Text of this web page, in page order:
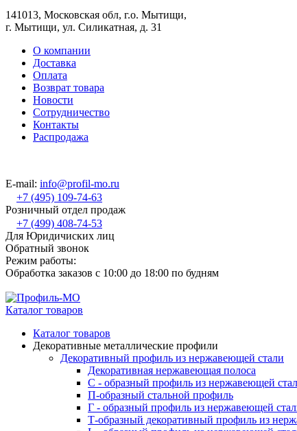
141013, Московская обл, г.о. Мытищи,
г. Мытищи, ул. Силикатная, д. 31
О компании
Доставка
Оплата
Возврат товара
Новости
Сотрудничество
Контакты
Распродажа
E-mail: info@profil-mo.ru
+7 (495) 109-74-63
Розничный отдел продаж
+7 (499) 408-74-53
Для Юридичиских лиц
Обратный звонок
Режим работы:
Обработка заказов с 10:00 до 18:00 по будням
Каталог товаров
Каталог товаров
Декоративные металлические профили
Декоративный профиль из нержавеющей стали
Декоративная нержавеющая полоса
С - образный профиль из нержавеющей
П-образный стальной профиль
Г - образный профиль из нержавеющей
Т-образный декоративный профиль из